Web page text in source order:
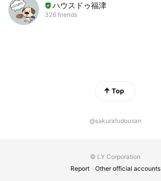
ハウスドゥ福津
326 friends
Top
@sakurafudousan
© LY Corporation
Report
Other official accounts